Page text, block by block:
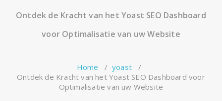
Ontdek de Kracht van het Yoast SEO Dashboard
voor Optimalisatie van uw Website
Home / yoast/
Ontdek de Kracht van het Yoast SEO Dashboard voor
Optimalisatie van uw Website